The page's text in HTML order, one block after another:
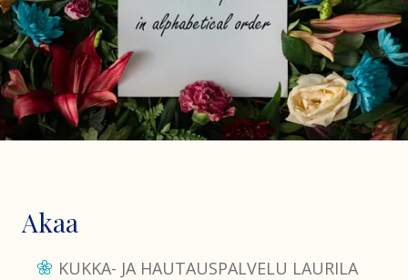
Akaa
KUKKA- JA HAUTAUSPALVELU LAURILA